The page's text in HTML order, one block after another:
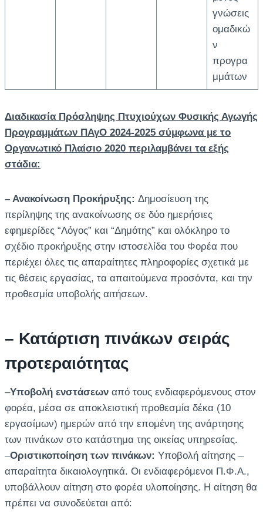
γνώσεις
ομαδικώ
ν
προγρα
μμάτων
Διαδικασία Πρόσληψης Πτυχιούχων Φυσικής Αγωγής
Προγραμμάτων ΠΑγΟ 2024-2025 σύμφωνα με το
Οργανωτικό Πλαίσιο 2020 περιλαμβάνει τα εξής
στάδια:
– Ανακοίνωση Προκήρυξης: Δημοσίευση της
περίληψης της ανακοίνωσης σε δύο ημερήσιες
εφημερίδες “Λόγος” και “Δημότης” και ολόκληρο το
σχέδιο προκήρυξης στην ιστοσελίδα του Φορέα που
περιέχει όλες τις απαραίτητες πληροφορίες σχετικά με
τις θέσεις εργασίας, τα απαιτούμενα προσόντα, και την
προθεσμία υποβολής αιτήσεων.
– Κατάρτιση πινάκων σειράς
προτεραιότητας
–Υποβολή ενστάσεων από τους ενδιαφερόμενους στον
φορέα, μέσα σε αποκλειστική προθεσμία δέκα (10
εργασίμων) ημερών από την επομένη της ανάρτησης
των πινάκων στο κατάστημα της οικείας υπηρεσίας.
–Οριστικοποίηση των πινάκων: Υποβολή αίτησης –
απαραίτητα δικαιολογητικά. Οι ενδιαφερόμενοι Π.Φ.Α.,
υποβάλλουν αίτηση στο φορέα υλοποίησης. Η αίτηση θα
πρέπει να συνοδεύεται από: